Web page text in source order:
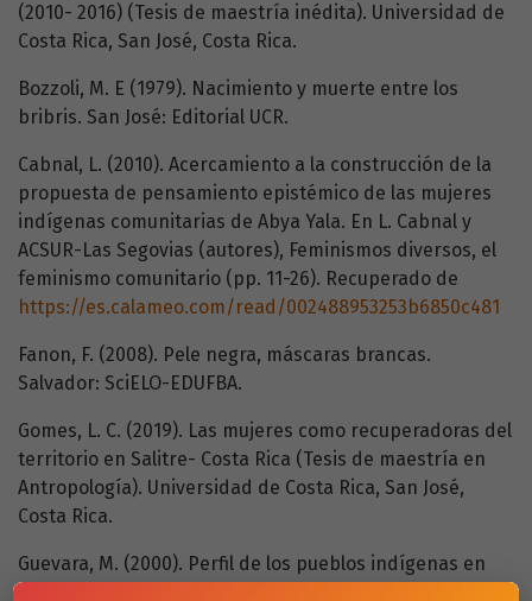
(2010- 2016) (Tesis de maestría inédita). Universidad de
Costa Rica, San José, Costa Rica.
Bozzoli, M. E (1979). Nacimiento y muerte entre los
bribris. San José: Editorial UCR.
Cabnal, L. (2010). Acercamiento a la construcción de la
propuesta de pensamiento epistémico de las mujeres
indígenas comunitarias de Abya Yala. En L. Cabnal y
ACSUR-Las Segovias (autores), Feminismos diversos, el
feminismo comunitario (pp. 11-26). Recuperado de
https://es.calameo.com/read/002488953253b6850c481
Fanon, F. (2008). Pele negra, máscaras brancas.
Salvador: SciELO-EDUFBA.
Gomes, L. C. (2019). Las mujeres como recuperadoras del
territorio en Salitre- Costa Rica (Tesis de maestría en
Antropología). Universidad de Costa Rica, San José,
Costa Rica.
Guevara, M. (2000). Perfil de los pueblos indígenas en